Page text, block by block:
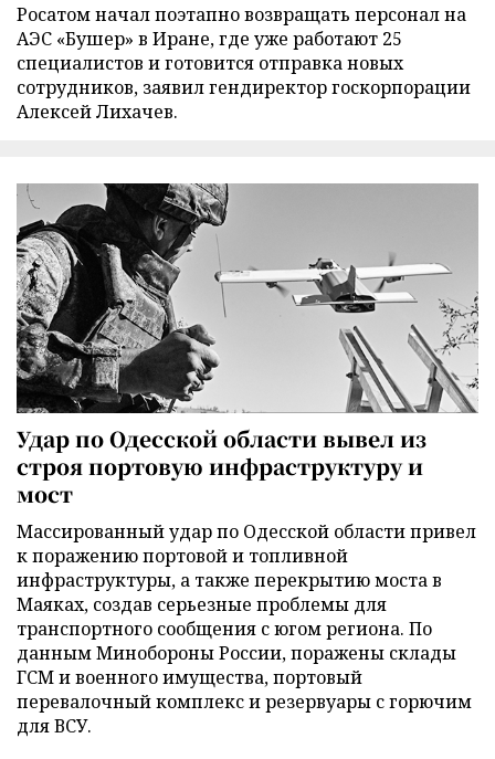
Росатом начал поэтапно возвращать персонал на
АЭС «Бушер» в Иране, где уже работают 25
специалистов и готовится отправка новых
сотрудников, заявил гендиректор госкорпорации
Алексей Лихачев.
Удар по Одесской области вывел из
строя портовую инфраструктуру и
мост
Массированный удар по Одесской области привел
к поражению портовой и топливной
инфраструктуры, а также перекрытию моста в
Маяках, создав серьезные проблемы для
транспортного сообщения с югом региона. По
данным Минобороны России, поражены склады
ГСМ и военного имущества, портовый
перевалочный комплекс и резервуары с горючим
для ВСУ.